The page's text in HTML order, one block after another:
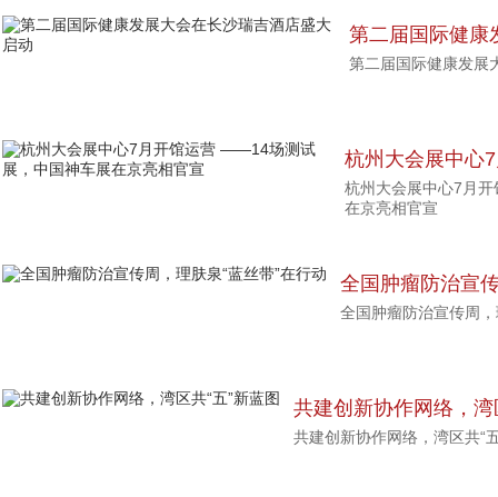
第二届国际健康
启动
第二届国际健康发展
杭州大会展中
展，中国神车展
杭州大会展中心7月
在京亮相官宣
全国肿瘤防治宣
全国肿瘤防治宣传周
共建创新协作网络，湾
共建创新协作网络，湾区共“